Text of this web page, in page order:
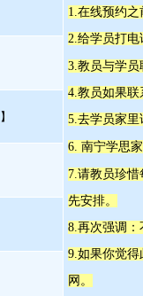
1.在线预约之
2.给学员打电
3.教员与学
4.教员如果
5.去学员家里
6. 南宁学思
7.请教员珍
先安排。
8.再次强调：
9.如果你觉
网。
】